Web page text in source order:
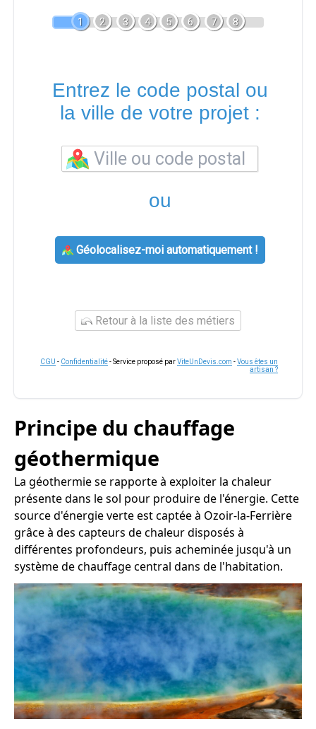
1 2 3 4 5 6 7 8
Entrez le code postal ou
la ville de votre projet :
ou
Géolocalisez-moi automatiquement !
Retour à la liste des métiers
CGU - Confidentialité- Service proposé parViteUnDevis.com -Vous êtes un
artisan ?
Principe du chauffage
géothermique
La géothermie se rapporte à exploiter la chaleur
présente dans le sol pour produire de l'énergie. Cette
source d'énergie verte est captée à Ozoir-la-Ferrière
grâce à des capteurs de chaleur disposés à
différentes profondeurs, puis acheminée jusqu'à un
système de chauffage central dans de l'habitation.